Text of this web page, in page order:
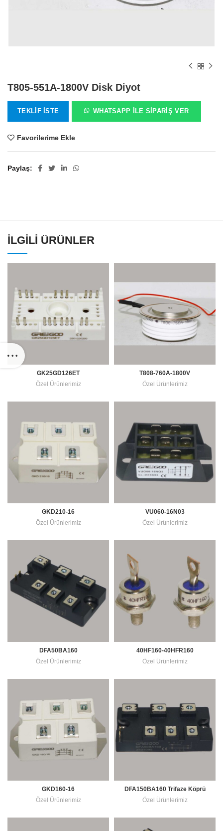
T805-551A-1800V Disk Diyot
TEKLIF İSTE WHATSAPP ILE SIPARIŞ VER
Favorilerime Ekle
Paylaş
İLGILI ÜRÜNLER
GK25GD126ET
Özel Ürünlerimiz
T808-760A-1800V
Özel Ürünlerimiz
GKD210-16
Özel Ürünlerimiz
VU060-16N03
Özel Ürünlerimiz
DFA50BA160
Özel Ürünlerimiz
40HF160-40HFR160
Özel Ürünlerimiz
GKD160-16
Özel Ürünlerimiz
DFA150BA160 Trifaze Köprü
Diyot
Özel Ürünlerimiz